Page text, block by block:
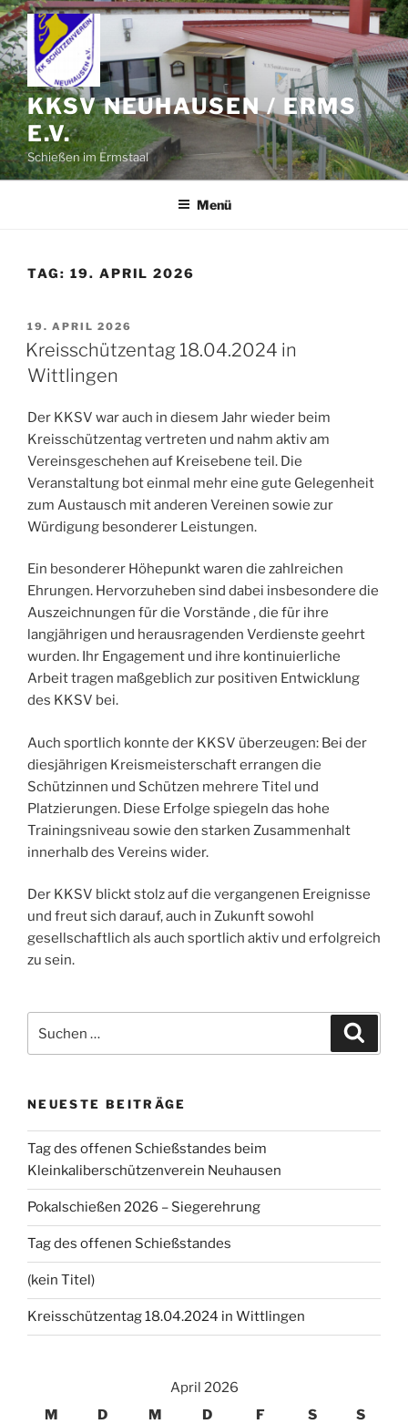
Zum
Inhalt
springen
KKSV NEUHAUSEN / ERMS
E.V.
Schießen im Ermstaal
Menü
TAG: 19. APRIL 2026
VERÖFFENTLICHT
AM
19. APRIL 2026
Kreisschützentag 18.04.2024 in
Wittlingen
Der KKSV war auch in diesem Jahr wieder beim
Kreisschützentag vertreten und nahm aktiv am
Vereinsgeschehen auf Kreisebene teil. Die
Veranstaltung bot einmal mehr eine gute Gelegenheit
zum Austausch mit anderen Vereinen sowie zur
Würdigung besonderer Leistungen.
Ein besonderer Höhepunkt waren die zahlreichen
Ehrungen. Hervorzuheben sind dabei insbesondere die
Auszeichnungen für die Vorstände , die für ihre
langjährigen und herausragenden Verdienste geehrt
wurden. Ihr Engagement und ihre kontinuierliche
Arbeit tragen maßgeblich zur positiven Entwicklung
des KKSV bei.
Auch sportlich konnte der KKSV überzeugen: Bei der
diesjährigen Kreismeisterschaft errangen die
Schützinnen und Schützen mehrere Titel und
Platzierungen. Diese Erfolge spiegeln das hohe
Trainingsniveau sowie den starken Zusammenhalt
innerhalb des Vereins wider.
Der KKSV blickt stolz auf die vergangenen Ereignisse
und freut sich darauf, auch in Zukunft sowohl
gesellschaftlich als auch sportlich aktiv und erfolgreich
zu sein.
nach:
NEUESTE BEITRÄGE
Tag des offenen Schießstandes beim
Kleinkaliberschützenverein Neuhausen
Pokalschießen 2026 – Siegerehrung
Tag des offenen Schießstandes
(kein Titel)
Kreisschützentag 18.04.2024 in Wittlingen
April 2026
M
D M D F S S